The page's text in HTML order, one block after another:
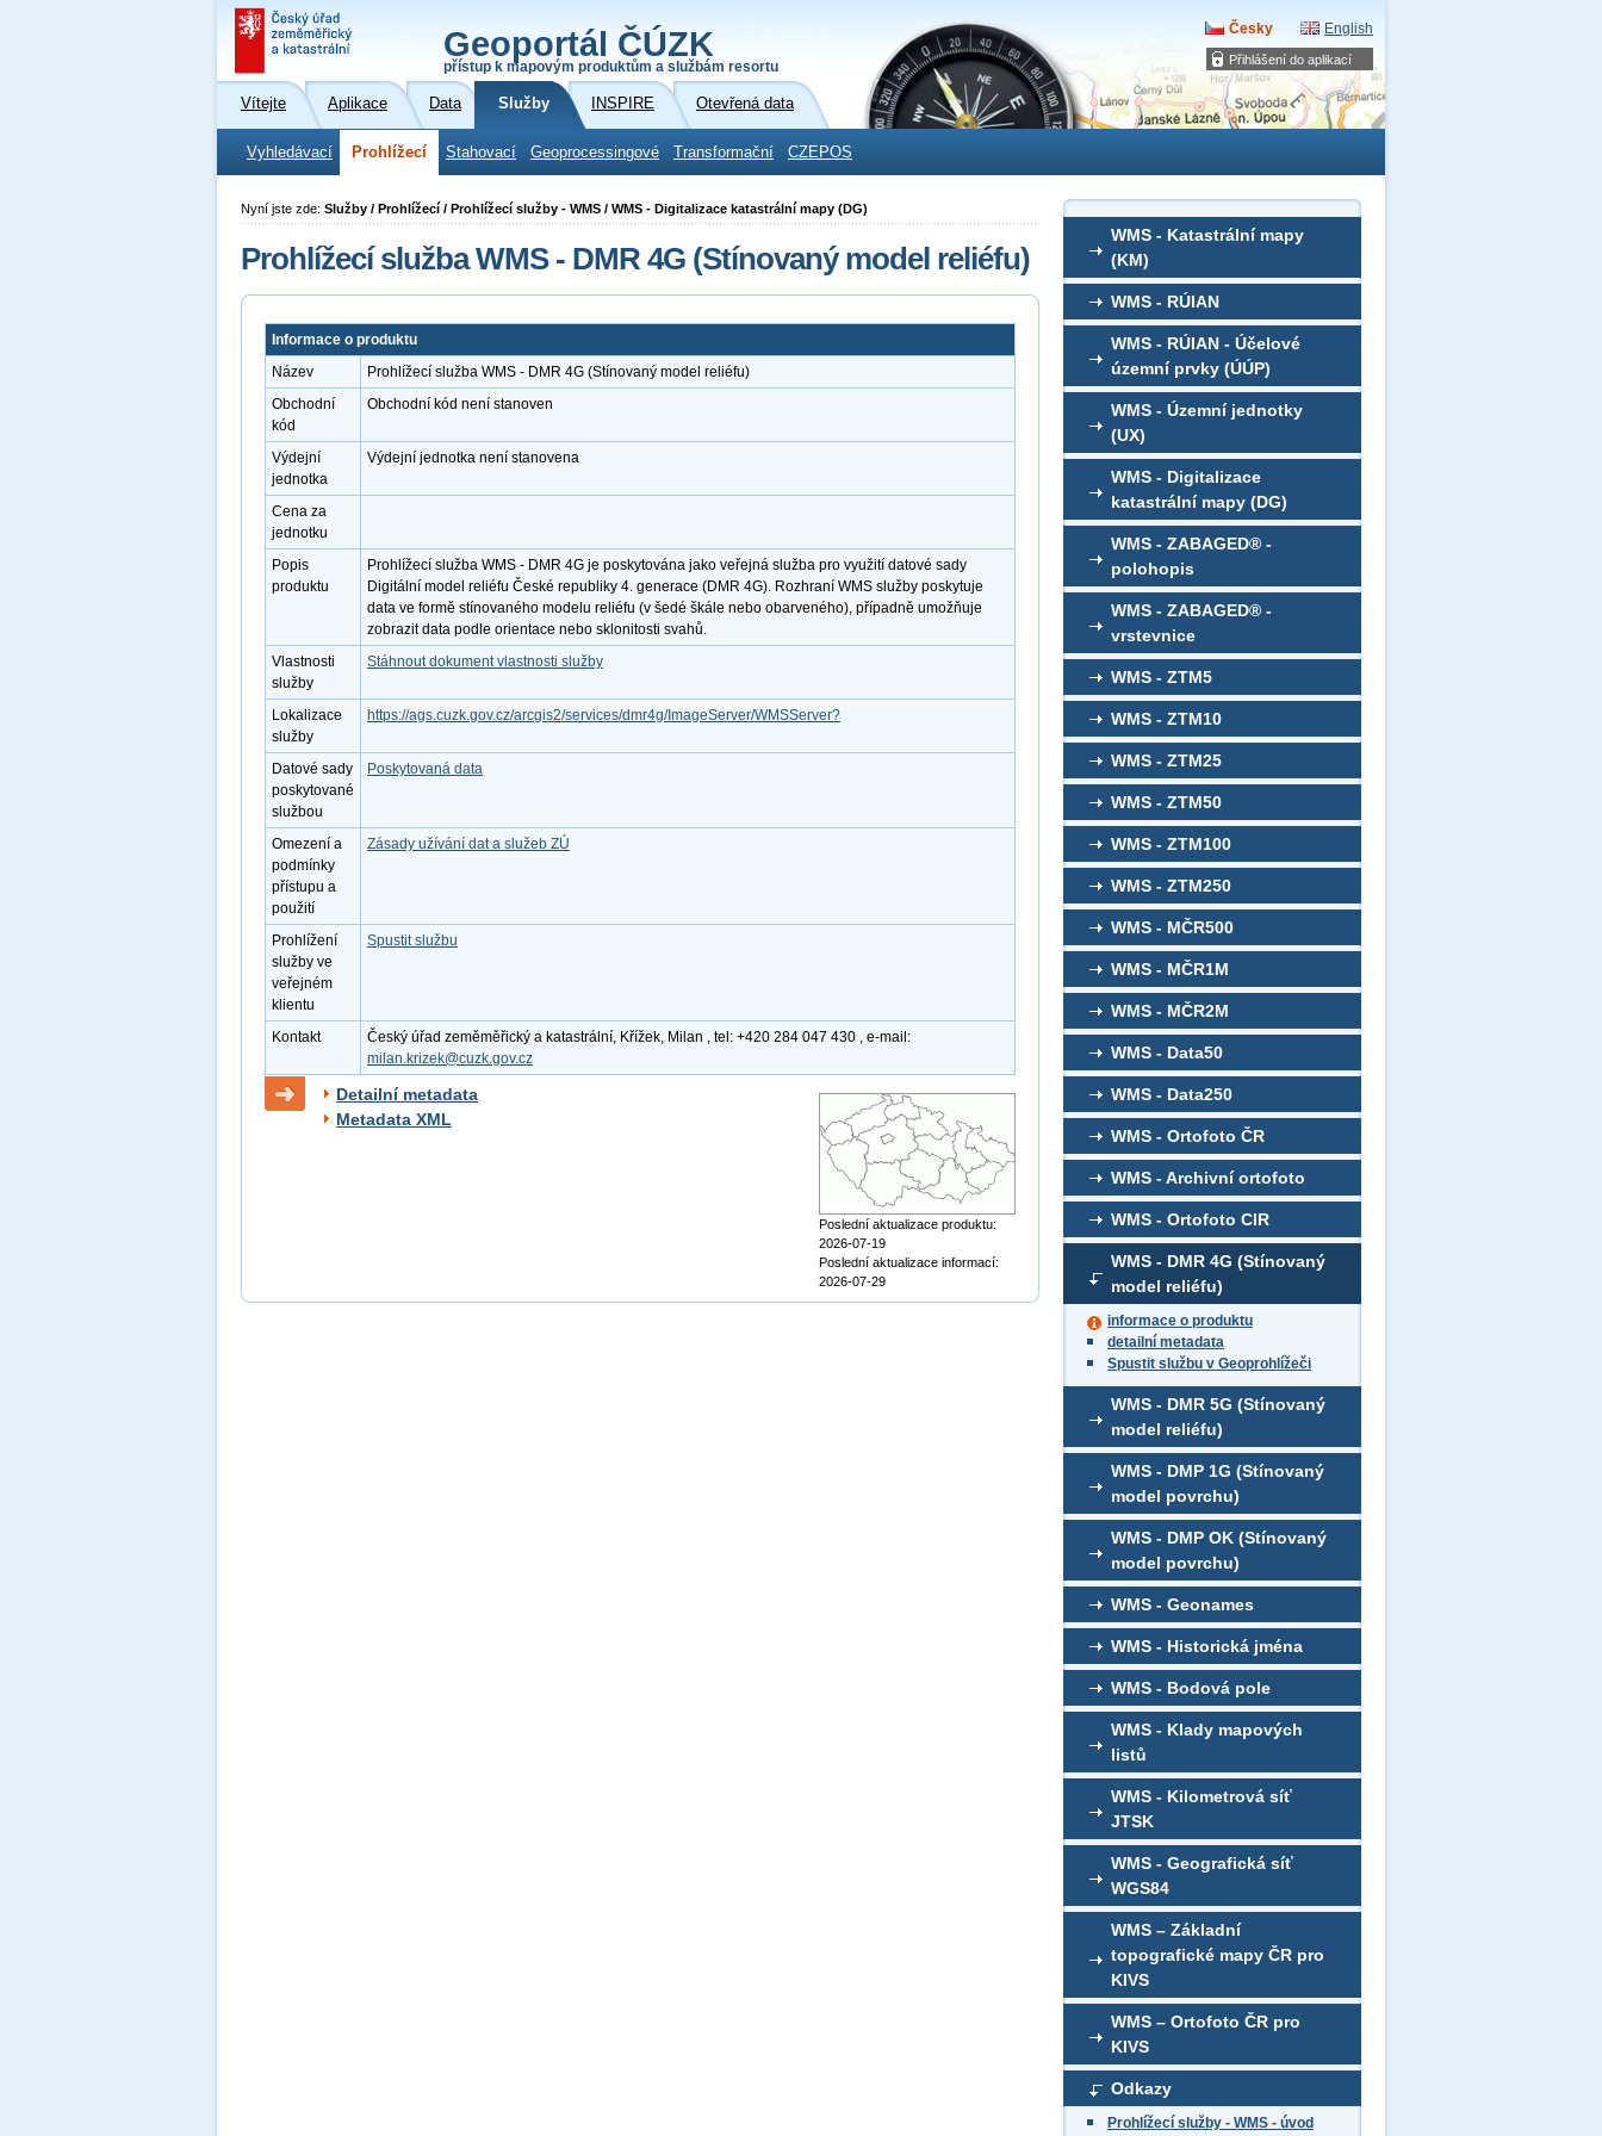
Přihlášení do aplikací
Geoportál ČÚZK
přístup k mapovým produktům a službám resortu
Česky English
Vítejte Aplikace Data Služby INSPIRE Otevřená data
Vyhledávací Prohlížecí Stahovací Geoprocessingové Transformační CZEPOS
WMS - Katastrální mapy
(KM)
WMS - RÚIAN
WMS - RÚIAN - Účelové
územní prvky (ÚÚP)
WMS - Územní jednotky
(UX)
WMS - Digitalizace
katastrální mapy (DG)
WMS - ZABAGED® -
polohopis
WMS - ZABAGED® -
vrstevnice
WMS - ZTM5
WMS - ZTM10
WMS - ZTM25
WMS - ZTM50
WMS - ZTM100
WMS - ZTM250
WMS - MČR500
WMS - MČR1M
WMS - MČR2M
WMS - Data50
WMS - Data250
WMS - Ortofoto ČR
WMS - Archivní ortofoto
WMS - Ortofoto CIR
WMS - DMR 4G (Stínovaný
model reliéfu)
informace o produktu
detailní metadata
Spustit službu v Geoprohlížeči
WMS - DMR 5G (Stínovaný
model reliéfu)
WMS - DMP 1G (Stínovaný
model povrchu)
WMS - DMP OK (Stínovaný
model povrchu)
WMS - Geonames
WMS - Historická jména
WMS - Bodová pole
WMS - Klady mapových
listů
WMS - Kilometrová síť
JTSK
WMS - Geografická síť
WGS84
WMS – Základní
topografické mapy ČR pro
KIVS
WMS – Ortofoto ČR pro
KIVS
Odkazy
Prohlížecí služby - WMS - úvod
Nyní jste zde: Služby / Prohlížecí / Prohlížecí služby - WMS / WMS - Digitalizace katastrální mapy (DG)
Prohlížecí služba WMS - DMR 4G (Stínovaný model reliéfu)
Informace o produktu
Název
Prohlížecí služba WMS - DMR 4G (Stínovaný model reliéfu)
Obchodní
kód
Obchodní kód není stanoven
Výdejní
jednotka
Výdejní jednotka není stanovena
Cena za
jednotku
Popis
produktu
Prohlížecí služba WMS - DMR 4G je poskytována jako veřejná služba pro využití datové sady
Digitální model reliéfu České republiky 4. generace (DMR 4G). Rozhraní WMS služby poskytuje
data ve formě stínovaného modelu reliéfu (v šedé škále nebo obarveného), případně umožňuje
zobrazit data podle orientace nebo sklonitosti svahů.
Vlastnosti
služby
Stáhnout dokument vlastnosti služby
Lokalizace
služby
https://ags.cuzk.gov.cz/arcgis2/services/dmr4g/ImageServer/WMSServer?
Datové sady
poskytované
službou
Poskytovaná data
Omezení a
podmínky
přístupu a
použití
Zásady užívání dat a služeb ZÚ
Prohlížení
služby ve
veřejném
klientu
Spustit službu
Kontakt
Český úřad zeměměřický a katastrální, Křížek, Milan , tel: +420 284 047 430 , e-mail:
milan.krizek@cuzk.gov.cz
Detailní metadata
Metadata XML
Poslední aktualizace produktu:
2026-07-19
Poslední aktualizace informací:
2026-07-29